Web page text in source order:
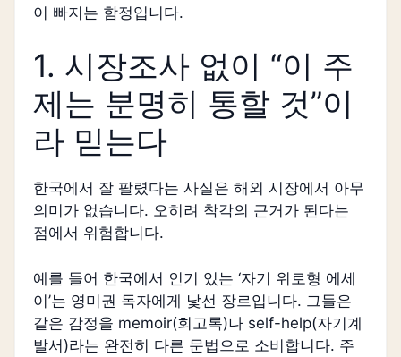
이 빠지는 함정입니다.
1. 시장조사 없이 “이 주
제는 분명히 통할 것”이
라 믿는다
한국에서 잘 팔렸다는 사실은 해외 시장에서 아무
의미가 없습니다. 오히려 착각의 근거가 된다는
점에서 위험합니다.
예를 들어 한국에서 인기 있는 ‘자기 위로형 에세
이’는 영미권 독자에게 낯선 장르입니다. 그들은
같은 감정을 memoir(회고록)나 self-help(자기계
발서)라는 완전히 다른 문법으로 소비합니다. 주